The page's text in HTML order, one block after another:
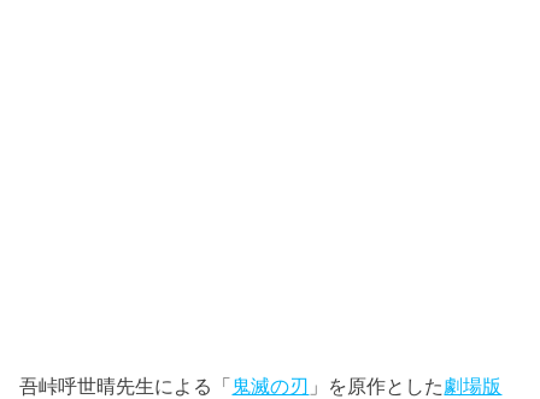
吾峠呼世晴先生による「鬼滅の刃 」を原作とした劇場版